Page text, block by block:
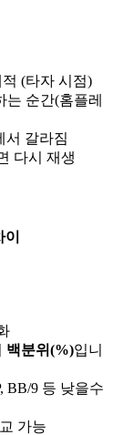
(타자 시점)
순간(홈플레
서 갈라짐
다시 재생
이
백분위(%)입니
BB/9 등 낮을수
가능